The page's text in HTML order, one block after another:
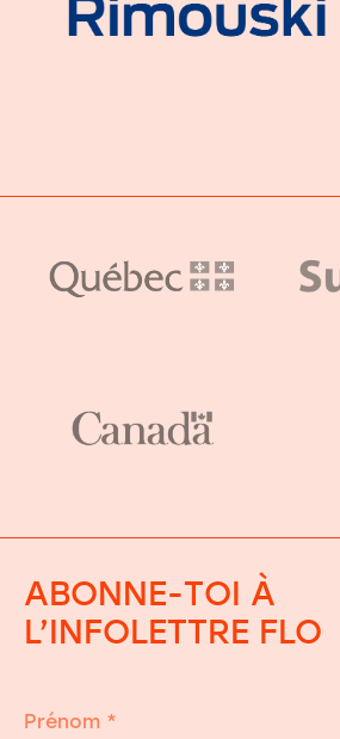
ABONNE-TOI À
L’INFOLETTRE FLO
Prénom *